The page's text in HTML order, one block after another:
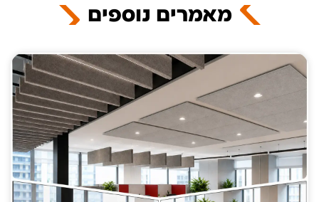
מאמרים נוספים